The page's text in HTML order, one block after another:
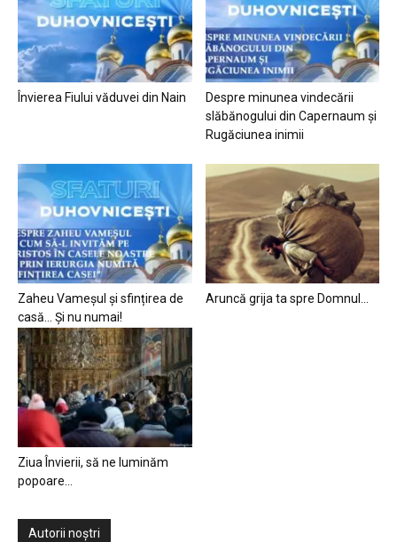
Învierea Fiului văduvei din Nain
Despre minunea vindecării
slăbănogului din Capernaum și
Rugăciunea inimii
Zaheu Vameșul și sfințirea de
casă… Și nu numai!
Aruncă grija ta spre Domnul…
Ziua Învierii, să ne luminăm
popoare…
Autorii noștri